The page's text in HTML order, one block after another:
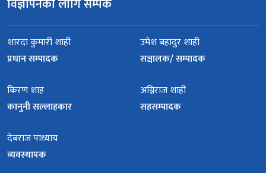
विज्ञापनका लागि सम्पर्क
शारदा कुमारी शाही
प्रधान सम्पादक
उमेश बहादुर शाही
सञ्चालक/ सम्पादक
किरण शाह
कानुनी सल्लाहकार
अग्निराज शाही
सहसम्पादक
देबराज पाध्याय
व्यवस्थापक